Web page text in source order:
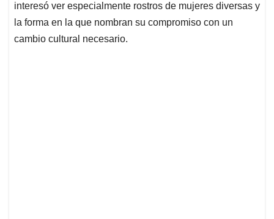
interesó ver especialmente rostros de mujeres diversas y
la forma en la que nombran su compromiso con un
cambio cultural necesario.